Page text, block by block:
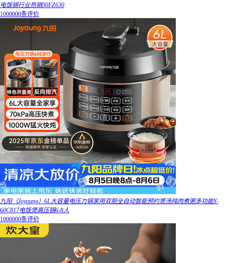
电饭锅行业热销30FZ630
1000000条评价
九阳（Joyoung）6L大容量电压力锅家用双胆全自动智能预约煲汤炖肉煮粥多功能Y-
60C817电饭煲高压锅6-8人
1000000条评价